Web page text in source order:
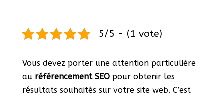
5/5 - (1 vote)
Vous devez porter une attention particulière
au référencement SEOpour obtenir les
résultats souhaités sur votre site web. C’est